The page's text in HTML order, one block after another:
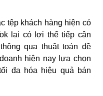
tệp khách hàng hiện có
lại có lợi thế tiếp cận
qua thuật toán đề
hiện nay lựa chọn
đa hóa hiệu quả bán